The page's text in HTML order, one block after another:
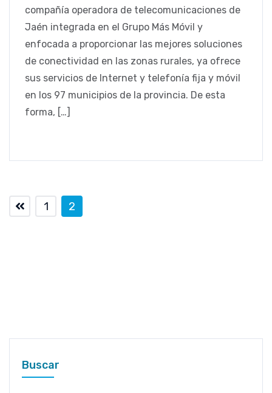
compañía operadora de telecomunicaciones de
Jaén integrada en el Grupo Más Móvil y
enfocada a proporcionar las mejores soluciones
de conectividad en las zonas rurales, ya ofrece
sus servicios de Internet y telefonía fija y móvil
en los 97 municipios de la provincia. De esta
forma, […]
1 2
Buscar